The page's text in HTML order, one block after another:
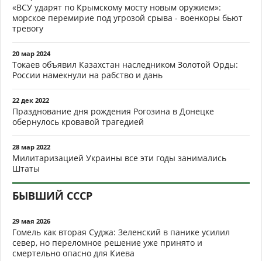
«ВСУ ударят по Крымскому мосту новым оружием»:
морское перемирие под угрозой срыва - военкоры бьют
тревогу
20 мар 2024
Токаев объявил Казахстан наследником Золотой Орды:
России намекнули на рабство и дань
22 дек 2022
Празднование дня рождения Рогозина в Донецке
обернулось кровавой трагедией
28 мар 2022
Милитаризацией Украины все эти годы занимались
Штаты
БЫВШИЙ СССР
29 мая 2026
Гомель как вторая Суджа: Зеленский в панике усилил
север, но переломное решение уже принято и
смертельно опасно для Киева